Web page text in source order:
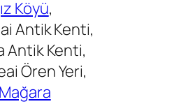
Köyü,
Antik Kenti,
Antik Kenti,
Ören Yeri,